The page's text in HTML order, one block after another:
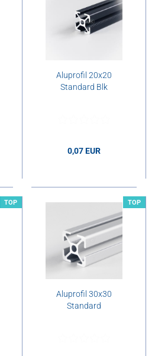
Aluprofil 20x20
Standard Blk
0,07 EUR
TOP TOP
Aluprofil 30x30
Standard